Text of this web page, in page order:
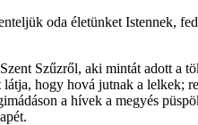
oda életünket Istennek,
Szűzről, aki mintát adott a
hogy hová jutnak a lelkek;
a hívek a megyés